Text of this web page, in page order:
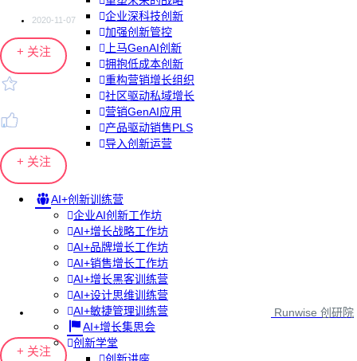
企业深科技创新
加强创新管控
上马GenAI创新
拥抱低成本创新
重构营销增长组织
社区驱动私域增长
营销GenAI应用
产品驱动销售PLS
导入创新运营
AI+创新训练营
企业AI创新工作坊
AI+增长战略工作坊
AI+品牌增长工作坊
AI+销售增长工作坊
AI+增长黑客训练营
AI+设计思维训练营
AI+敏捷管理训练营
AI+增长集思会
创新学堂
2020-11-07
+ 关注
+ 关注
Runwise 创研院
+ 关注